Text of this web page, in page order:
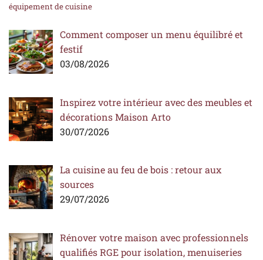
équipement de cuisine
Comment composer un menu équilibré et
festif
03/08/2026
Inspirez votre intérieur avec des meubles et
décorations Maison Arto
30/07/2026
La cuisine au feu de bois : retour aux
sources
29/07/2026
Rénover votre maison avec professionnels
qualifiés RGE pour isolation, menuiseries